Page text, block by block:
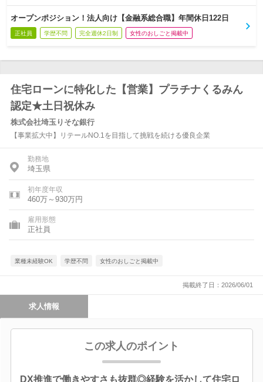
オープンポジション！法人向け【金融系総合職】年間休日122日
正社員 学歴不問 完全週休2日制 女性のおしごと掲載中
住宅ローンに特化した【営業】プラチナくるみん
認定★土日祝休み
株式会社埼玉りそな銀行
【事業拡大中】リテールNO.1を目指して挑戦を続ける優良企業
勤務地
埼玉県
初年度年収
460万～930万円
雇用形態
正社員
業種未経験OK 学歴不問 女性のおしごと掲載中
掲載終了日：2026/06/01
求人情報
この求人のポイント
DX推進で働きやすさも抜群◎経験を活かして住宅ロ